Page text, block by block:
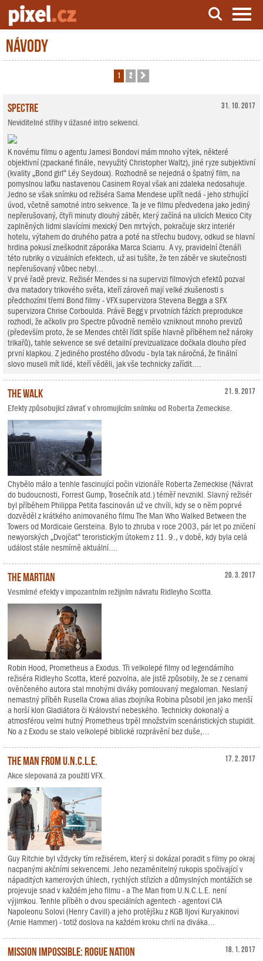
Server o natáčení a zpracování videa
Návody
1 2
31. 10. 2017
Spectre
Neviditelné střihy v úžasné intro sekvenci.
K novému filmu o agentu Jamesi Bondovi mám mnoho výtek, některé
objektivní (zpackané finále, nevyužitý Christopher Waltz), jiné ryze subjektivní
(kvality „Bond girl“ Léy Seydoux). Rozhodně se nejedná o špatný film, na
pomyslnou laťku nastavenou Casinem Royal však ani zdaleka nedosahuje.
Jedno se však snímku od režiséra Sama Mendese upřít nedá - jeho strhující
úvod, včetně samotné intro sekvence. Ta je ve filmu předvedena jako jediný
nepřerušovaný, čtyři minuty dlouhý záběr, který začíná na ulicích Mexico City
zaplněných lidmi slavícími mexický Den mrtvých, pokračuje skrz interiér
hotelu, výtahem do druhého patra a poté na střechu budovy, odkud se hlavní
hrdina pokusí zneškodnit záporáka Marca Sciarru. A vy, pravidelní čtenáři
této rubriky o vizuálních efektech, už asi tušíte, že ten záběr ve skutečnosti
nepřerušovaný vůbec nebyl...
V prvé řadě previz. Režisér Mendes si na supervizi filmových efektů pozval
dva matadory trikového světa, kteří zároveň mají velké zkušenosti s
předchozími třemi Bond filmy - VFX supervizora Stevena Begga a SFX
supervizora Chrise Corboulda. Právě Begg v prvotních fázích preprodukce
rozhodl, že ačkoliv pro Spectre původně nemělo vzniknout mnoho previzů
(především proto, že se Mendes chtěl řídit spíše hlavně příběhem než nároky
trikařů), tahle sekvence se své detailní previzualizace dočkala dlouho před
první klapkou. Z jediného prostého důvodu - byla tak náročná, že finální
slovo museli mít lidé, kteří věděli, jak vše technicky zařídit....
21. 9. 2017
The Walk
Efekty způsobující závrať v ohromujícím snímku od Roberta Zemeckise.
Chybělo málo a tenhle fascinující počin vizionáře Roberta Zemeckise (Návrat
do budoucnosti, Forrest Gump, Trosečník atd.) téměř nevznikl. Slavný režisér
byl příběhem Philippa Petita fascinován už ve chvíli, kdy se o něm poprvé
dozvěděl z krátkého animovaného filmu The Man Who Walked Between the
Towers od Mordicaie Gersteina. Bylo to zhruba v roce 2003, pár let po zničení
newyorských „Dvojčat“ teroristickým útokem z 11. 9., v době, kdy byla celá
událost stále nesmírně aktuální....
20. 3. 2017
The Martian
Vesmírné efekty v impozantním režijním návratu Ridleyho Scotta.
Robin Hood, Prometheus a Exodus. Tři velkolepé filmy od legendárního
režiséra Ridleyho Scotta, které pozvolna, ale jistě způsobily, že se z cenami
ověnčeného autora stal mnohými diváky pomlouvaný megaloman. Neslaný
nemastný příběh Rusella Crowa alias zbojníka Robina působil jen jako menší
a horší klon Gladiátora či Království nebeského. Technicky dokonalý a
atmosférou velmi hutný Prometheus trpěl množstvím scenáristických stupidit.
No a z Exodu se stalo velkolepé biblické rozprávění bez duše,...
17. 2. 2017
The Man from U.N.C.L.E.
Akce slepovaná za použití VFX.
Guy Ritchie byl vždycky tím režisérem, který si dokázal poradit s filmy po okraj
nacpanými akčními sekvencemi. Jeho nezaměnitelný rukopis spočívající v
nápaditých kamerových úhlech, rychlých střizích a důmyslných montážích se
projevuje snad v každém jeho filmu - a The Man from U.N.C.L.E. není
výjimkou. Tenhle příběh o dvou speciálních agentech - agentovi CIA
Napoleonu Solovi (Henry Cavill) a jeho protějšku z KGB Iljovi Kuryakinovi
(Arnie Hammer) - totiž doslova na každém kroku chrlí na diváka...
18. 1. 2017
Mission Impossible: Rogue Nation